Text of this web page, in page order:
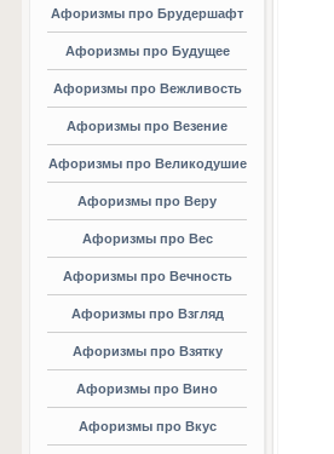
Афоризмы про Брудершафт
Афоризмы про Будущее
Афоризмы про Вежливость
Афоризмы про Везение
Афоризмы про Великодушие
Афоризмы про Веру
Афоризмы про Вес
Афоризмы про Вечность
Афоризмы про Взгляд
Афоризмы про Взятку
Афоризмы про Вино
Афоризмы про Вкус